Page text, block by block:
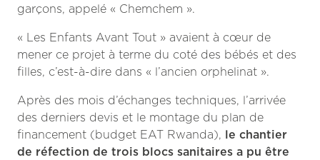
garçons, appelé « Chemchem ».
« Les Enfants Avant Tout » avaient à cœur de
mener ce projet à terme du coté des bébés et des
filles, c’est-à-dire dans « l’ancien orphelinat ».
Après des mois d’échanges techniques, l’arrivée
des derniers devis et le montage du plan de
financement (budget EAT Rwanda), le chantier
de réfection de trois blocs sanitaires a pu être